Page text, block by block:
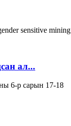
sensitive mining
ал...
6-р сарын 17-18